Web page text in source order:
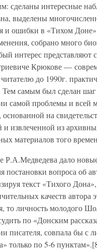
сделаны интересные
выделены
и ошибки в «Тихом
собрано много
интерес представляют
Крюкове —
до 1990г.
Тем самым был сделан
самой проблемы и всей
на
извлеченной из
материалов того
Р.А.Медведева дало
постановки вопроса об
текст «Тихого
качеств автора
то личность молодого
по «Донским
писателя, совпала бы с
только по 5-6